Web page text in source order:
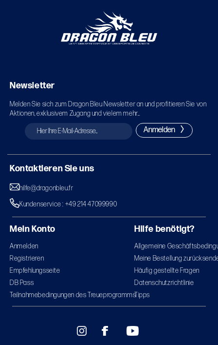
Newsletter
Melden Sie sich zum Dragon Bleu Newsletter an und profitieren Sie von
Aktionen, exklusivem Zugang und vielem mehr...
Anmelden
Kontaktieren Sie uns
hilfe@dragonbleu.fr
Kundenservice : +49 214 47099990
Mein Konto
Anmelden
Registrieren
Empfehlungsseite
DB Pass
Teilnahmebedingungen des Treueprogramms
Hilfe benötigt?
Allgemeine
Meine Bestellung
Häufig gestellte Fragen
Datenschutzrichtlinie
Tipps